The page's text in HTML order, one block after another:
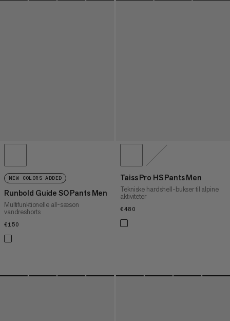
NEW COLORS ADDED
Runbold Guide SO Pants Men
Multifunktionelle all-sæson
vandreshorts
€150
Taiss Pro HS Pants Men
Tekniske hardshell-bukser til alpine
aktiviteter
€480